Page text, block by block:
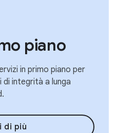
piano
in primo piano per
integrità a lunga
di più